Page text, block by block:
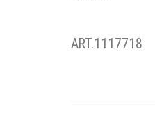
ART.1117718